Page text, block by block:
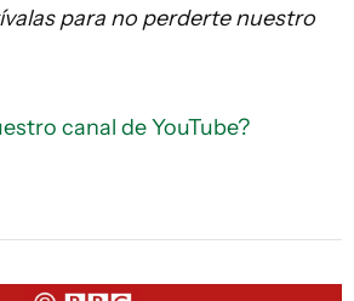
para no perderte nuestro
canal de YouTube?